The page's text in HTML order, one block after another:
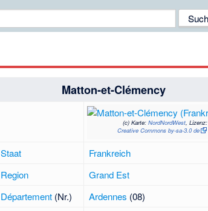
Matton-et-Clémency
(c)Karte:NordNordWest, Lizenz:
Creative Commons by-sa-3.0 de
Staat
Frankreich
Region
Grand Est
Département(Nr.) Ardennes (08)